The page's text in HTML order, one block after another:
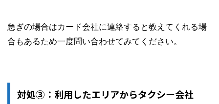
急ぎの場合はカード会社に連絡すると教えてくれる場
合もあるため一度問い合わせてみてください。
対処③：利用したエリアからタクシー会社